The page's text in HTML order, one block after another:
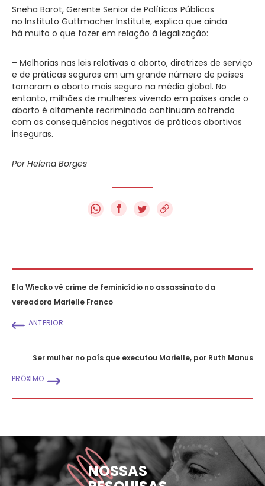
Sneha Barot, Gerente Senior de Políticas Públicas
no Instituto Guttmacher Institute, explica que ainda
há muito o que fazer em relação à legalização:
– Melhorias nas leis relativas a aborto, diretrizes de serviço
e de práticas seguras em um grande número de países
tornaram o aborto mais seguro na média global. No
entanto, milhões de mulheres vivendo em países onde o
aborto é altamente recriminado continuam sofrendo
com as consequências negativas de práticas abortivas
inseguras.
Por Helena Borges
f
Ela Wiecko vê crime de feminicídio no assassinato da
vereadora Marielle Franco
ANTERIOR
Ser mulher no país que executou Marielle, por Ruth Manus
PRÓXIMO
NOSSAS